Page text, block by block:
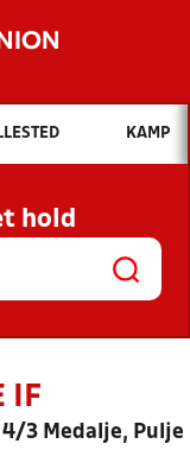
vil du søge efter?
OG NYHEDER
OG
KAMP
hold
IF
3 Medalje, Pulje